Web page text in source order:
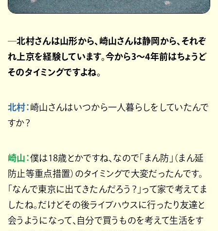
─北村さんは山形から、崎山さんは静岡から、それぞ
れ上京を経験しています。今から3〜4年前はちょうど
そのタイミングですよね。
北村： 崎山さんはいつから一人暮らしをしていたんで
すか？
崎山：僕は18歳とかですね、なので「まん防」（まん延
防止等重点措置）のタイミングで大変だったんです。
「なんで東京に出てきたんだろう？」って家で考えてま
したね。だけどその後ライブハウスに行ったり友達と
会うようになって、自分で買うものを考えて生活をす